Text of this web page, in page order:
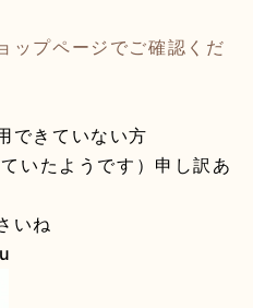
ップページでご確認くだ
できていない方
いたようです）申し訳あ
いね